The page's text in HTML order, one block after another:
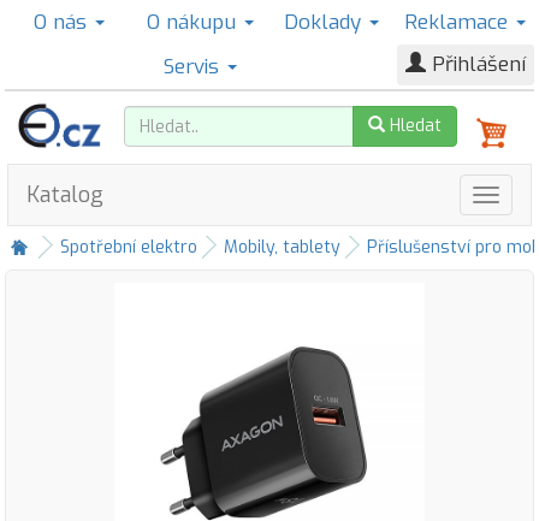
O nás O nákupu Doklady
Reklamace
Servis
Přihlášení
Hledat
Katalog
Spotřební elektro Mobily, tablety Příslušenství pro